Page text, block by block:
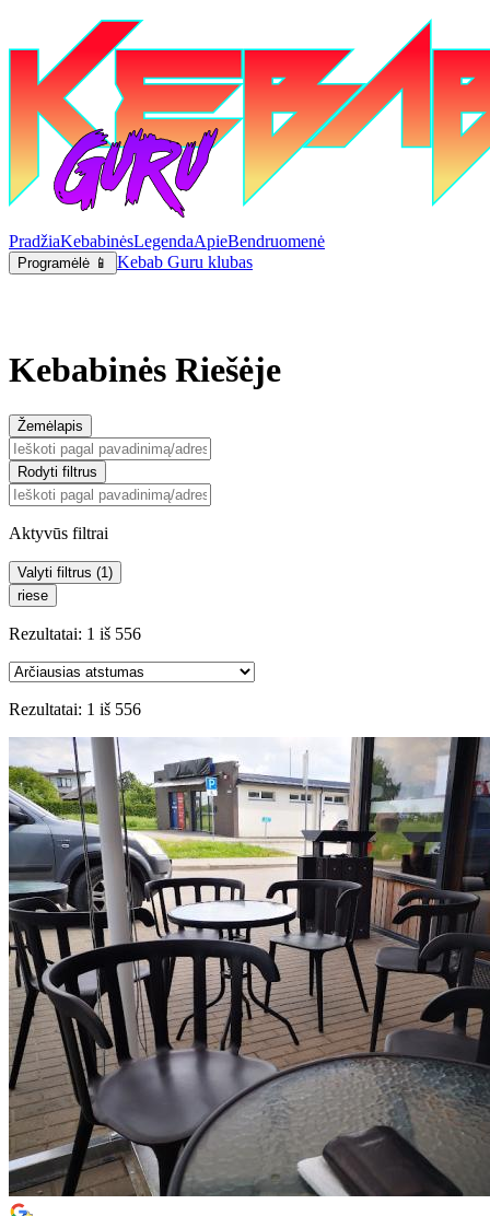
PradžiaKebabinėsLegendaApieBendruomenė
Programėlė 📱 Kebab Guru klubas
Kebabinės Riešėje
Žemėlapis
Rodyti filtrus
Aktyvūs filtrai
Valyti filtrus (1 )
riese
Rezultatai: 1 iš 556
Rezultatai: 1 iš 556